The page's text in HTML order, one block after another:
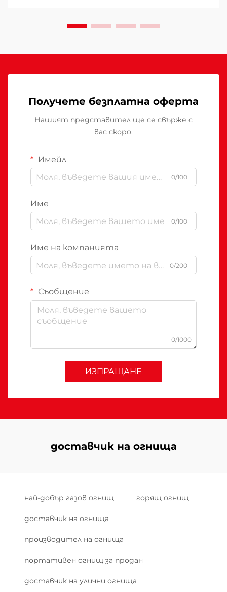
Получете безплатна оферта
Нашият представител ще се свърже с
вас скоро.
Имейл
0/100
Име
0/100
Име на компанията
0/200
Съобщение
0/1000
ИЗПРАЩАНЕ
доставчик на огнища
най-добър газов огнищ горящ огнищ
доставчик на огнища
производител на огнища
портативен огнищ за продан
доставчик на улични огнища